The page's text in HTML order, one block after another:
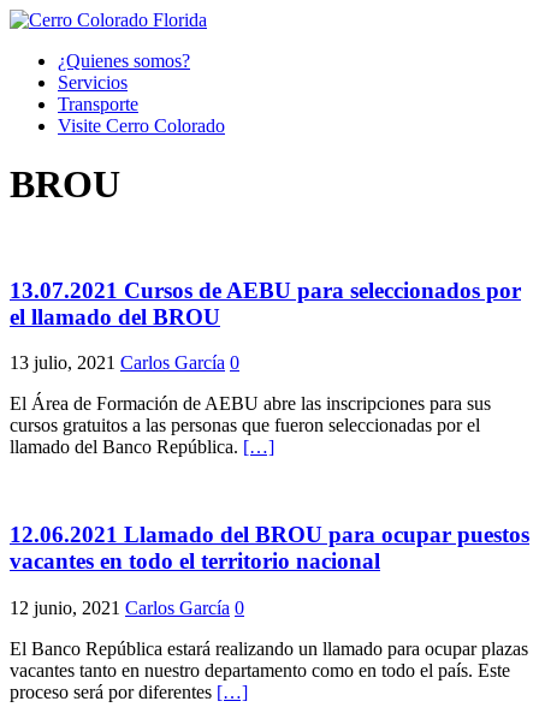
¿Quienes somos?
Servicios
Transporte
Visite Cerro Colorado
BROU
13.07.2021 Cursos de AEBU para seleccionados por
el llamado del BROU
13 julio, 2021 Carlos García 0
El Área de Formación de AEBU abre las inscripciones para sus
cursos gratuitos a las personas que fueron seleccionadas por el
llamado del Banco República. […]
12.06.2021 Llamado del BROU para ocupar puestos
vacantes en todo el territorio nacional
12 junio, 2021 Carlos García 0
El Banco República estará realizando un llamado para ocupar plazas
vacantes tanto en nuestro departamento como en todo el país. Este
proceso será por diferentes […]